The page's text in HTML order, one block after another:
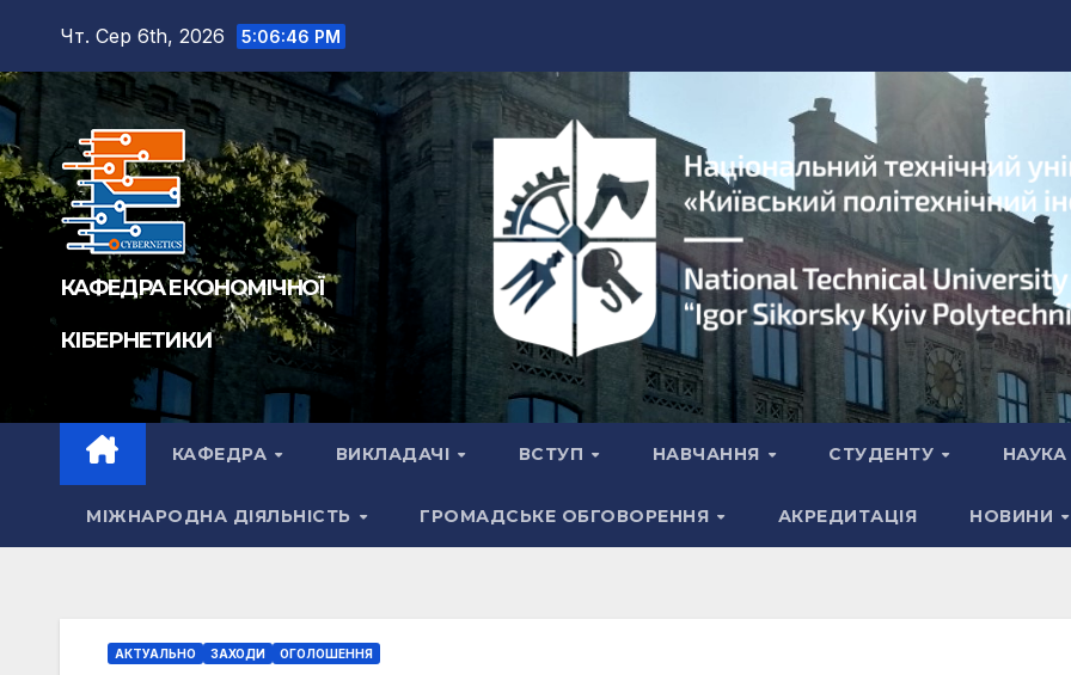
вмісту
Чт. Сер 6th, 2026 5:06:47 PM
КАФЕДРА ЕКОНОМІЧНОЇ
КІБЕРНЕТИКИ
КАФЕДРА ВИКЛАДАЧІ ВСТУП НАВЧАННЯ СТУДЕНТУ НАУКА
МІЖНАРОДНА ДІЯЛЬНІСТЬ ГРОМАДСЬКЕ ОБГОВОРЕННЯ АКРЕДИТАЦІЯ НОВИНИ
АКТУАЛЬНО ЗАХОДИ ОГОЛОШЕННЯ